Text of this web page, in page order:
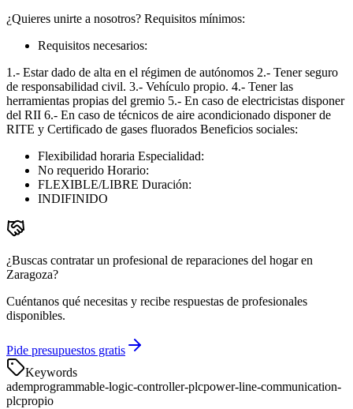
¿Quieres unirte a nosotros? Requisitos mínimos:
Requisitos necesarios:
1.- Estar dado de alta en el régimen de autónomos 2.- Tener seguro
de responsabilidad civil. 3.- Vehículo propio. 4.- Tener las
herramientas propias del gremio 5.- En caso de electricistas disponer
del RII 6.- En caso de técnicos de aire acondicionado disponer de
RITE y Certificado de gases fluorados Beneficios sociales:
Flexibilidad horaria Especialidad:
No requerido Horario:
FLEXIBLE/LIBRE Duración:
INDIFINIDO
¿Buscas contratar un profesional de reparaciones del hogar en
Zaragoza?
Cuéntanos qué necesitas y recibe respuestas de profesionales
disponibles.
Pide presupuestos gratis
Keywords
ademprogrammable-logic-controller-plcpower-line-communication-
plcpropio